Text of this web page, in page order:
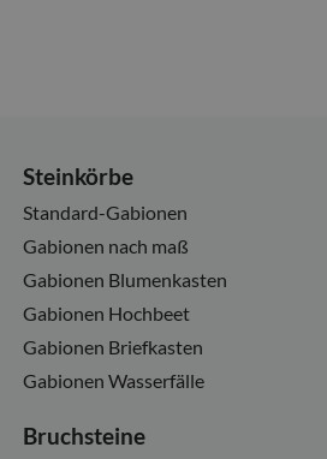
Steinkörbe
Standard-Gabionen
Gabionen nach maß
Gabionen Blumenkasten
Gabionen Hochbeet
Gabionen Briefkasten
Gabionen Wasserfälle
Bruchsteine